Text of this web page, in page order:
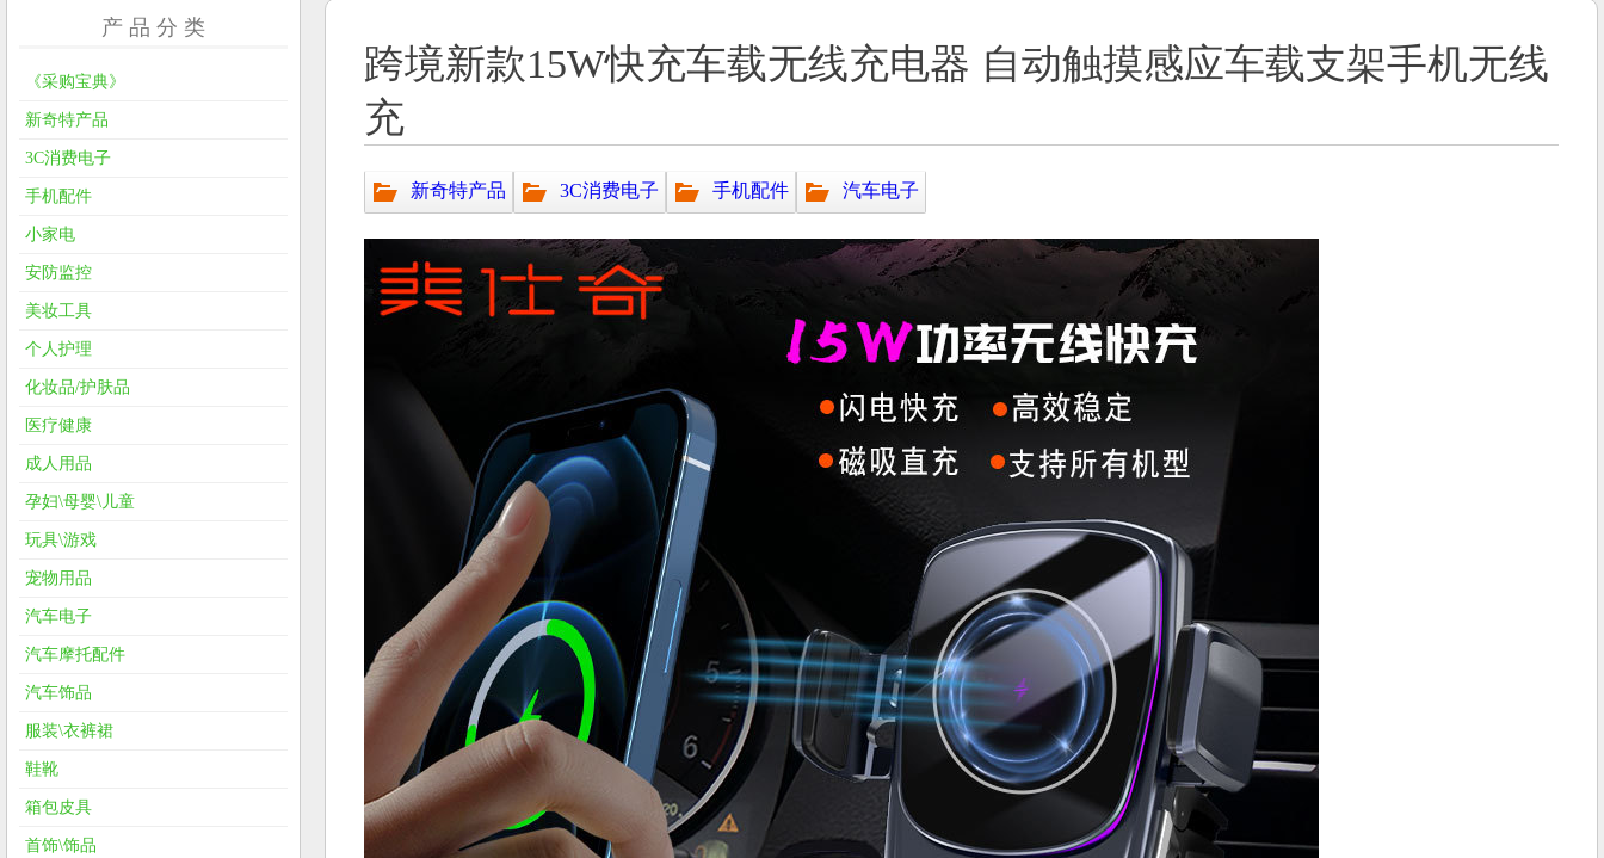
跨境新款15W快充车载无线充电器 自动触摸感应车载支架手机无线
充
新奇特产品 3C消费电子 手机配件 汽车电子
产 品 分 类
《采购宝典》
新奇特产品
3C消费电子
手机配件
小家电
安防监控
美妆工具
个人护理
化妆品/护肤品
医疗健康
成人用品
孕妇\母婴\儿童
玩具\游戏
宠物用品
汽车电子
汽车摩托配件
汽车饰品
服装\衣裤裙
鞋靴
箱包皮具
首饰\饰品